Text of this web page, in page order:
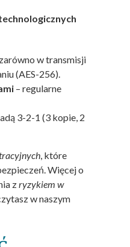
w transmisji
(AES-256).
– regularne
3-2-1 (3 kopie, 2
, które
Więcej o
zryzykiem w
w naszym